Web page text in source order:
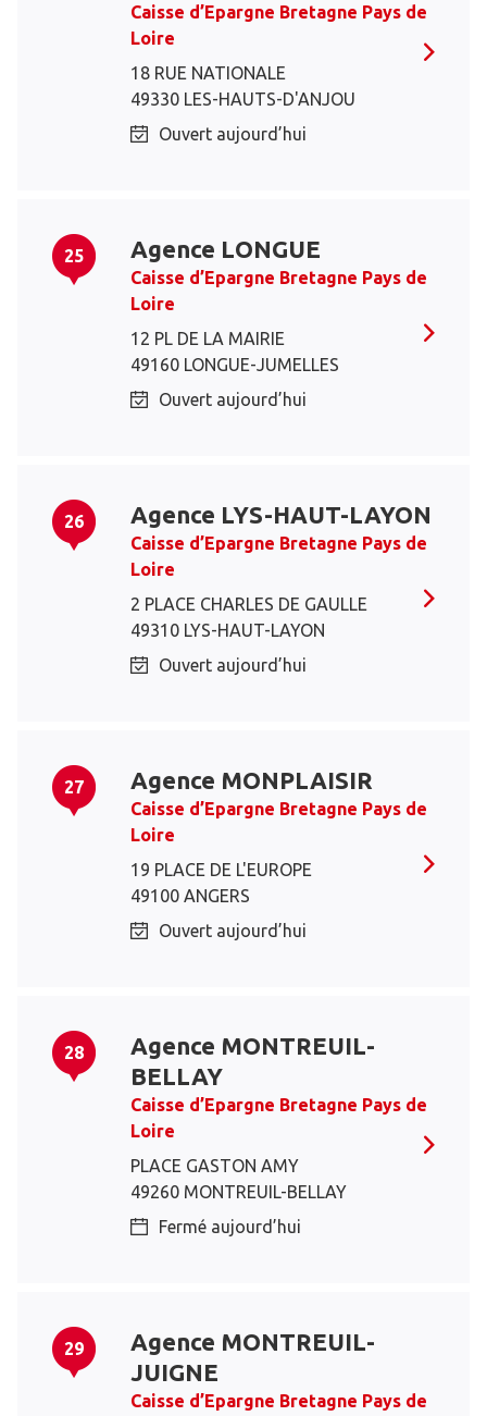
Caisse d’Epargne Bretagne Pays de
Loire
18 RUE NATIONALE
49330 LES-HAUTS-D'ANJOU
Ouvert aujourd’hui
25 Agence LONGUE
Caisse d’Epargne Bretagne Pays de
Loire
12 PL DE LA MAIRIE
49160 LONGUE-JUMELLES
Ouvert aujourd’hui
26 Agence LYS-HAUT-LAYON
Caisse d’Epargne Bretagne Pays de
Loire
2 PLACE CHARLES DE GAULLE
49310 LYS-HAUT-LAYON
Ouvert aujourd’hui
27 Agence MONPLAISIR
Caisse d’Epargne Bretagne Pays de
Loire
19 PLACE DE L'EUROPE
49100 ANGERS
Ouvert aujourd’hui
28
Agence MONTREUIL-
BELLAY
Caisse d’Epargne Bretagne Pays de
Loire
PLACE GASTON AMY
49260 MONTREUIL-BELLAY
Fermé aujourd’hui
29
Agence MONTREUIL-
JUIGNE
Caisse d’Epargne Bretagne Pays de